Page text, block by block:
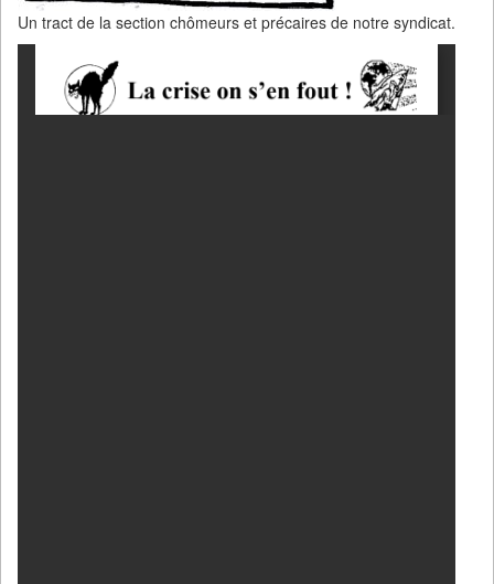
Un tract de la section chômeurs et précaires de notre syndicat.